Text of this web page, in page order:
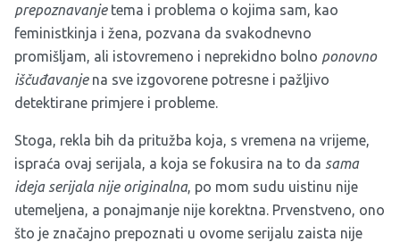
prepoznavanje tema i problema o kojima sam, kao
feministkinja i žena, pozvana da svakodnevno
promišljam, ali istovremeno i neprekidno bolno ponovno
iščuđavanjena sve izgovorene potresne i pažljivo
detektirane primjere i probleme.
Stoga, rekla bih da pritužba koja, s vremena na vrijeme,
ispraća ovaj serijala, a koja se fokusira na to da sama
ideja serijala nije originalna, po mom sudu uistinu nije
utemeljena, a ponajmanje nije korektna. Prvenstveno, ono
što je značajno prepoznati u ovome serijalu zaista nije